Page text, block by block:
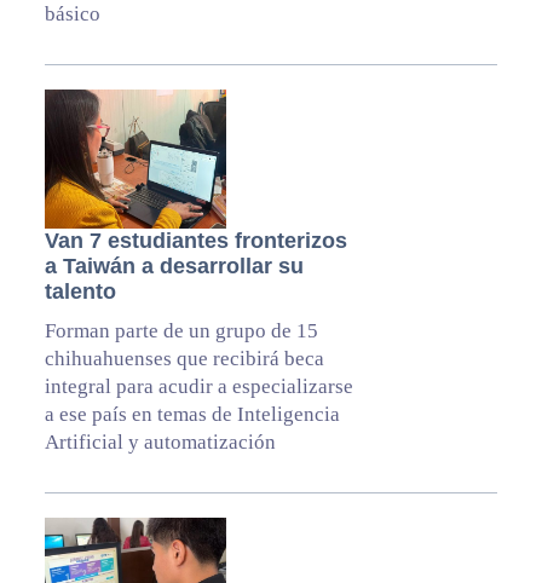
básico
Van 7 estudiantes fronterizos
a Taiwán a desarrollar su
talento
Forman parte de un grupo de 15
chihuahuenses que recibirá beca
integral para acudir a especializarse
a ese país en temas de Inteligencia
Artificial y automatización